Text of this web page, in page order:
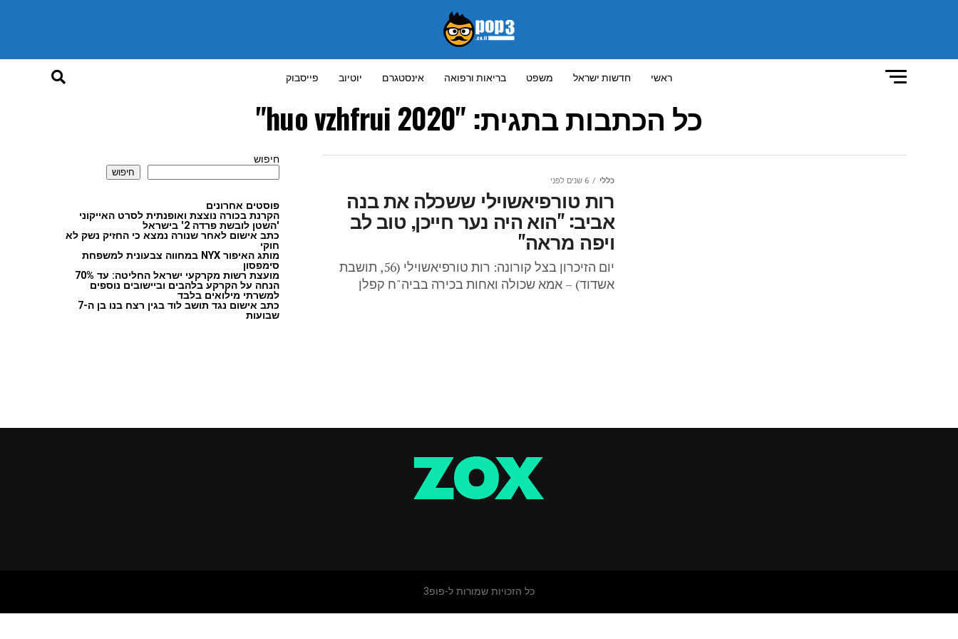
ראשי חדשות ישראל משפט בריאות ורפואה אינסטגרם יוטיוב פייסבוק
כל הכתבות בתגית: "huo vzhfrui 2020"
כללי 6 שנים לפני
רות טורפיאשוילי ששכלה את בנה
אביב: "הוא היה נער חייכן, טוב לב
ויפה מראה"
יום הזיכרון בצל קורונה: רות טורפיאשוילי (56, תושבת
אשדוד) – אמא שכולה ואחות בכירה בביה"ח קפלן
חיפוש
חיפוש
פוסטים אחרונים
הקרנת בכורה נוצצת ואופנתית לסרט האייקוני
'השטן לובשת פרדה 2' בישראל
כתב אישום לאחר שנורה נמצא כי החזיק נשק לא
חוקי
מותג האיפור NYX במחווה צבעונית למשפחת
סימפסון
מועצת רשות מקרקעי ישראל החליטה: עד 70%
הנחה על הקרקע בלהבים וביישובים נוספים
למשרתי מילואים בלבד
כתב אישום נגד תושב לוד בגין רצח בנו בן ה-7
שבועות
כל הזכויות שמורות ל-פופ3